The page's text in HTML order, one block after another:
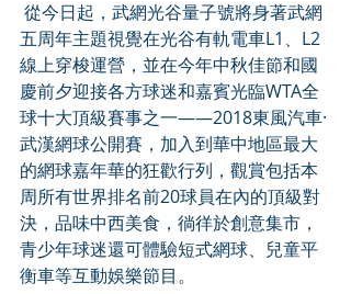
五周年主題視覺在光谷有軌電車L1、L2
線上穿梭運營，並在今年中秋佳節和國
慶前夕迎接各方球迷和嘉賓光臨WTA全
球十大頂級賽事之一——2018東風汽車·
武漢網球公開賽，加入到華中地區最大
的網球嘉年華的狂歡行列，觀賞包括本
周所有世界排名前20球員在內的頂級對
決，品味中西美食，徜徉於創意集市，
青少年球迷還可體驗短式網球、兒童平
衡車等互動娛樂節目。